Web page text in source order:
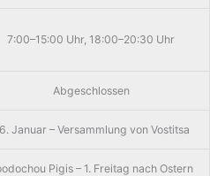
7:00–15:00 Uhr, 18:00–20:30 Uhr
Abgeschlossen
Januar – Versammlung von Vostitsa
Pigis – 1. Freitag nach Ostern